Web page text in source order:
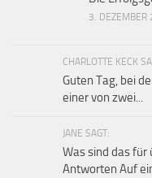
3. DEZEMBER
CHARLOTTE KECK
Guten Tag, bei
einer von zwei...
JANE SAGT:
Was sind das
Antworten Auf